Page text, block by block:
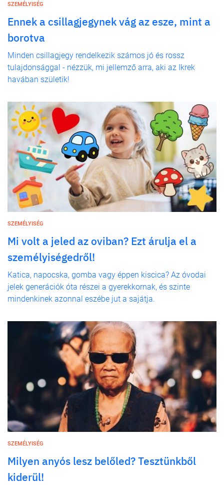
SZEMÉLYISÉG
Ennek a csillagjegynek vág az esze, mint a
borotva
Minden csillagjegy rendelkezik számos jó és rossz
tulajdonsággal - nézzük, mi jellemző arra, aki az Ikrek
havában születik!
SZEMÉLYISÉG
Mi volt a jeled az oviban? Ezt árulja el a
személyiségedről!
Katica, napocska, gomba vagy éppen kiscica? Az óvodai
jelek generációk óta részei a gyerekkornak, és szinte
mindenkinek azonnal eszébe jut a sajátja.
SZEMÉLYISÉG
Milyen anyós lesz belőled? Tesztünkből
kiderül!